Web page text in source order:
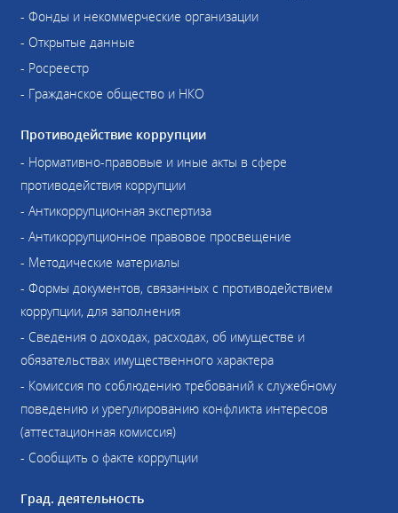
- Фонды и некоммерческие организации
- Открытые данные
- Росреестр
- Гражданское общество и НКО
Противодействие коррупции
- Нормативно-правовые и иные акты в сфере
противодействия коррупции
- Антикоррупционная экспертиза
- Антикоррупционное правовое просвещение
- Методические материалы
- Формы документов, связанных с противодействием
коррупции, для заполнения
- Сведения о доходах, расходах, об имуществе и
обязательствах имущественного характера
- Комиссия по соблюдению требований к служебному
поведению и урегулированию конфликта интересов
(аттестационная комиссия)
- Сообщить о факте коррупции
Град. деятельность